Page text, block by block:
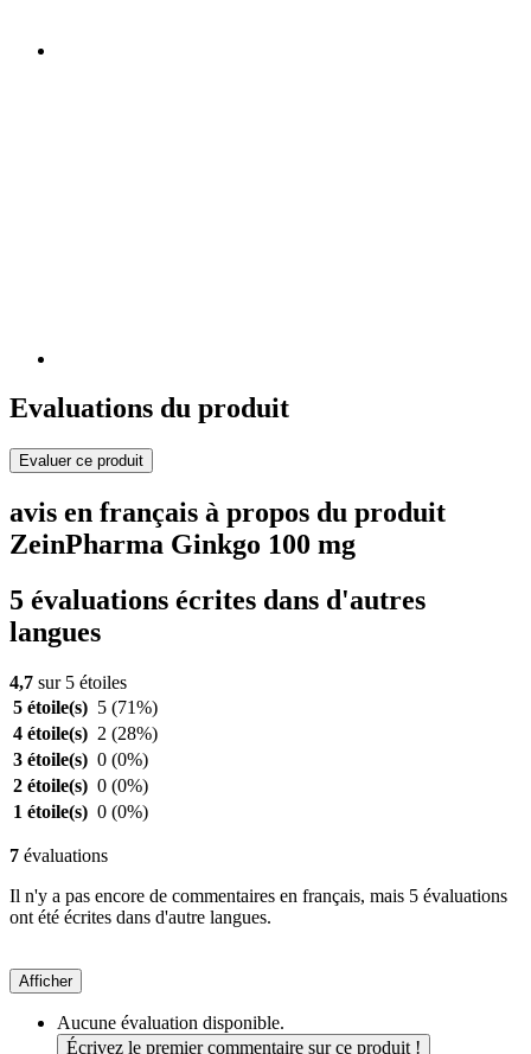
Evaluations du produit
Evaluer ce produit
avis en français à propos du produit
ZeinPharma Ginkgo 100 mg
5 évaluations écrites dans d'autres
langues
4,7 sur 5 étoiles
5 étoile(s) 5 (71%)
4 étoile(s) 2 (28%)
3 étoile(s) 0 (0%)
2 étoile(s) 0 (0%)
1 étoile(s) 0 (0%)
7 évaluations
Il n'y a pas encore de commentaires en français, mais 5 évaluations
ont été écrites dans d'autre langues.
Afficher
Aucune évaluation disponible.
Écrivez le premier commentaire sur ce produit !